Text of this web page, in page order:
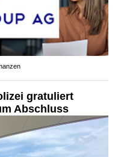
gratuliert
Abschluss